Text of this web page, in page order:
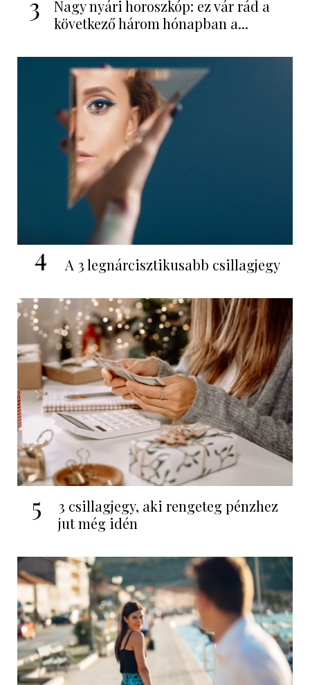
Nagy nyári horoszkóp: ez vár rád a
következő három hónapban a...
4 A 3 legnárcisztikusabb csillagjegy
5
3 csillagjegy, aki rengeteg pénzhez
jut még idén